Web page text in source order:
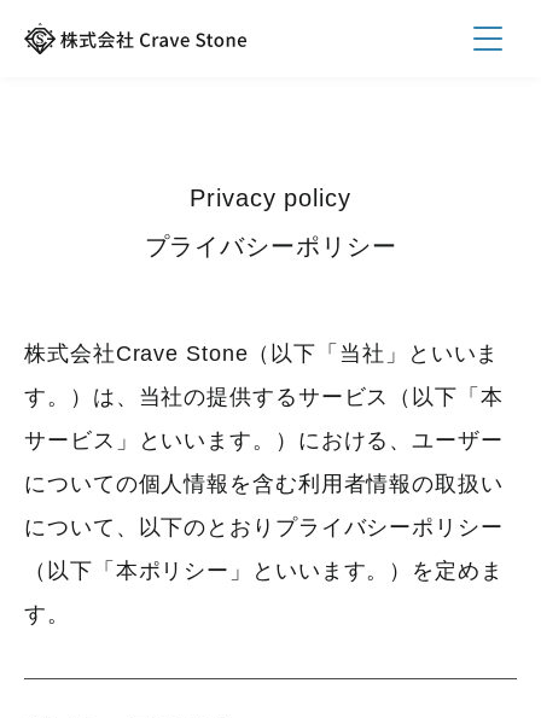
Privacy policy
プライバシーポリシー
株式会社Crave Stone（以下「当社」といいま
す。）は、当社の提供するサービス（以下「本
サービス」といいます。）における、ユーザー
についての個人情報を含む利用者情報の取扱い
について、以下のとおりプライバシーポリシー
（以下「本ポリシー」といいます。）を定めま
す。